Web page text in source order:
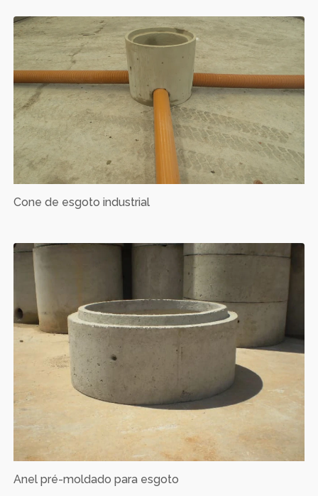
Cone de esgoto industrial
Anel pré-moldado para esgoto